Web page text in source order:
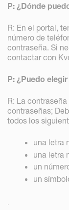
P: ¿Dónde
R: En el portal,
número de
contraseña. Si
contactar con
P: ¿Puedo
R: La
contraseñas;
todos los
una letra
una letra
un
un
.